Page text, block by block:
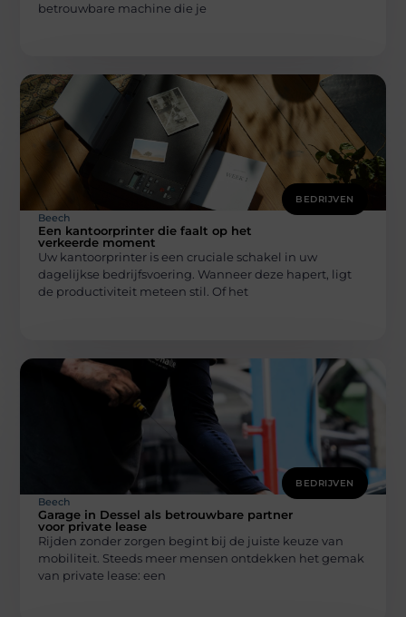
betrouwbare machine die je
BEDRIJVEN
Beech
Een kantoorprinter die faalt op het
verkeerde moment
Uw kantoorprinter is een cruciale schakel in uw
dagelijkse bedrijfsvoering. Wanneer deze hapert, ligt
de productiviteit meteen stil. Of het
BEDRIJVEN
Beech
Garage in Dessel als betrouwbare partner
voor private lease
Rijden zonder zorgen begint bij de juiste keuze van
mobiliteit. Steeds meer mensen ontdekken het gemak
van private lease: een